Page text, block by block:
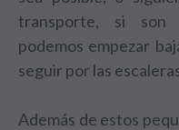
transporte, si son
podemos empezar
seguir por las
Además de estos